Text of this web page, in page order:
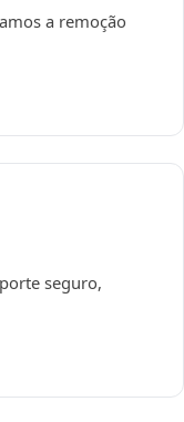
a remoção
seguro,